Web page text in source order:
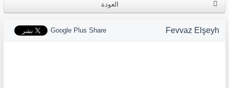
العودة
Fevvaz Elşeyh
Google Plus Share